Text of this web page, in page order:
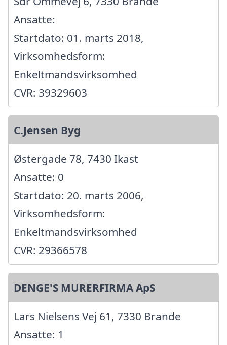
Ansatte:
Startdato: 01. marts 2018,
Virksomhedsform:
Enkeltmandsvirksomhed
CVR: 39329603
C.Jensen Byg
Østergade 78, 7430 Ikast
Ansatte: 0
Startdato: 20. marts 2006,
Virksomhedsform:
Enkeltmandsvirksomhed
CVR: 29366578
DENGE'S MURERFIRMA ApS
Lars Nielsens Vej 61, 7330 Brande
Ansatte: 1